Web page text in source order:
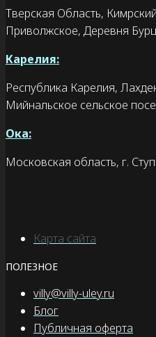
Тверская Область,
Приволжское, Деревня
Карелия:
Республика Карелия,
Мийнальское сельское
Ока:
Московская область, г.
Карта сайта
ПОЛЕЗНОЕ
villy@villy-uley.ru
Блог
Публичная оферта